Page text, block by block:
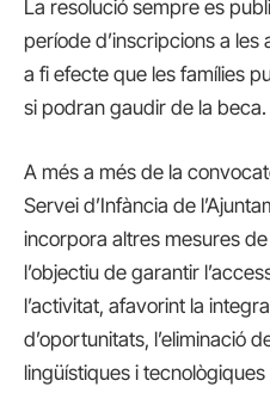
La resolució sempre es
període d’inscripcions a les
a fi efecte que les famílies
si podran gaudir de la beca.
A més a més de la
Servei d’Infància de
incorpora altres mesures
l’objectiu de garantir
l’activitat, afavorint la
d’oportunitats, l’eliminació
lingüístiques i